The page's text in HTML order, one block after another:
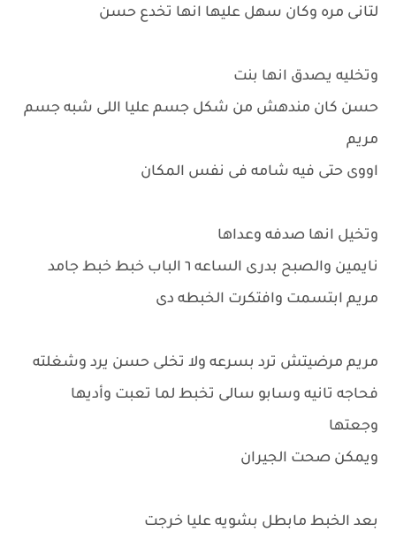
لتانى مره وكان سهل عليها انها تخدع حسن
وتخليه يصدق انها بنت
حسن كان مندهش من شكل جسم عليا اللى شبه جسم
مريم
اووى حتى فيه شامه فى نفس المكان
وتخيل انها صدفه وعداها
نايمين والصبح بدرى الساعه ٦ الباب خبط خبط جامد
مريم ابتسمت وافتكرت الخبطه دى
مريم مرضيتش ترد بسرعه ولا تخلى حسن يرد وشغلته
فحاجه تانيه وسابو سالى تخبط لما تعبت وأديها
وجعتها
ويمكن صحت الجيران
بعد الخبط مابطل بشويه عليا خرجت